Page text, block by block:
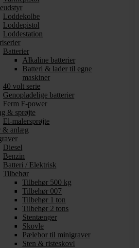
Loddekolbe
Loddepistol
Loddestation
Batterier
Alkaline batterier
Batteri & lader til egne
maskiner
40 volt serie
Genopladelige batterier
Ferm F-power
& sprøjte
El-malersprøjte
& anlæg
Diesel
Benzin
Batteri / Elektrisk
Tilbehør
Tilbehør 500 kg
Tilbehør 007
Tilbehør 1 ton
Tilbehør 2 tons
Stentænger
Skovle
Pælebor til minigraver
Sten & risteskovl